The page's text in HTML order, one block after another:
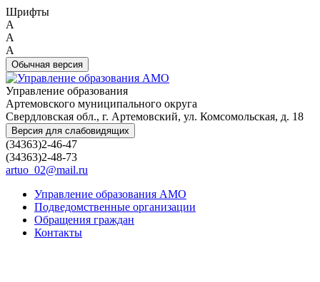
Шрифты
A
A
A
Обычная версия
Управление образования
Артемовского муниципального округа
Свердловская обл., г. Артемовский, ул. Комсомольская, д. 18
Версия для слабовидящих
(34363)2-46-47
(34363)2-48-73
artuo_02@mail.ru
Управление образования АМО
Подведомственные организации
Обращения граждан
Контакты